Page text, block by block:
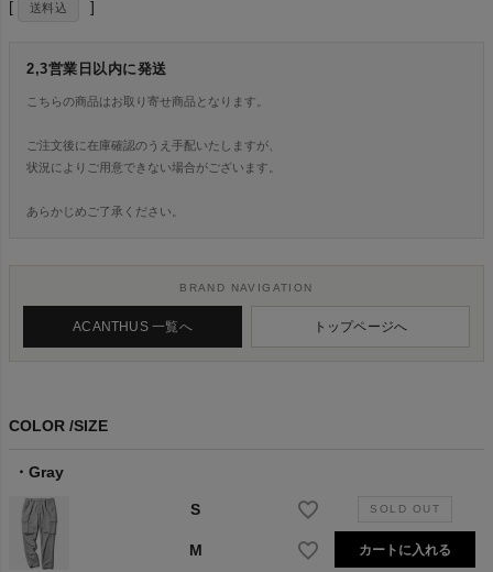
送料込
2,3営業日以内に発送
こちらの商品はお取り寄せ商品となります。
ご注文後に在庫確認のうえ手配いたしますが、
状況によりご用意できない場合がございます。
あらかじめご了承ください。
BRAND NAVIGATION
ACANTHUS 一覧へ トップページへ
COLOR SIZE
Gray
S
M カートに入れる